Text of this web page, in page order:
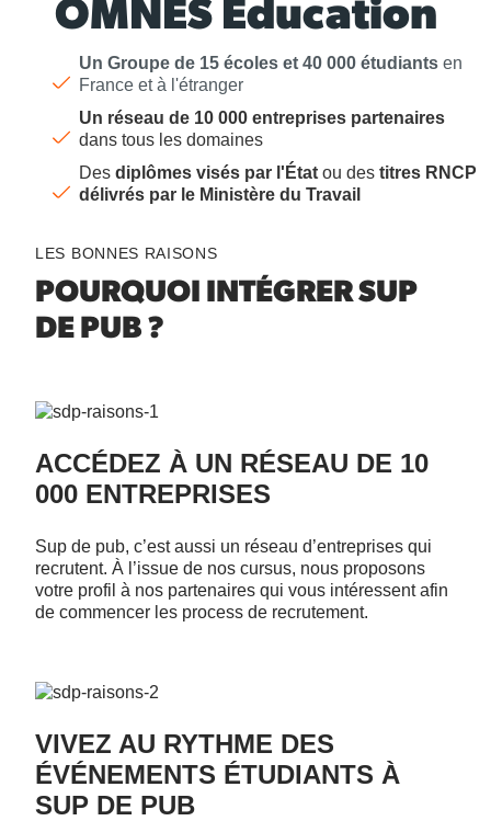
OMNES Education
Un Groupe de 15 écoles et 40 000 étudiants en
France et à l'étranger
Un réseau de 10 000 entreprises partenaires
dans tous les domaines
Des diplômes visés par l'État ou des titres RNCP
délivrés par le Ministère du Travail
LES BONNES RAISONS
POURQUOI INTÉGRER SUP
DE PUB ?
ACCÉDEZ À UN RÉSEAU DE 10
000 ENTREPRISES
Sup de pub, c’est aussi un réseau d’entreprises qui
recrutent. À l’issue de nos cursus, nous proposons
votre profil à nos partenaires qui vous intéressent afin
de commencer les process de recrutement.
VIVEZ AU RYTHME DES
ÉVÉNEMENTS ÉTUDIANTS À
SUP DE PUB